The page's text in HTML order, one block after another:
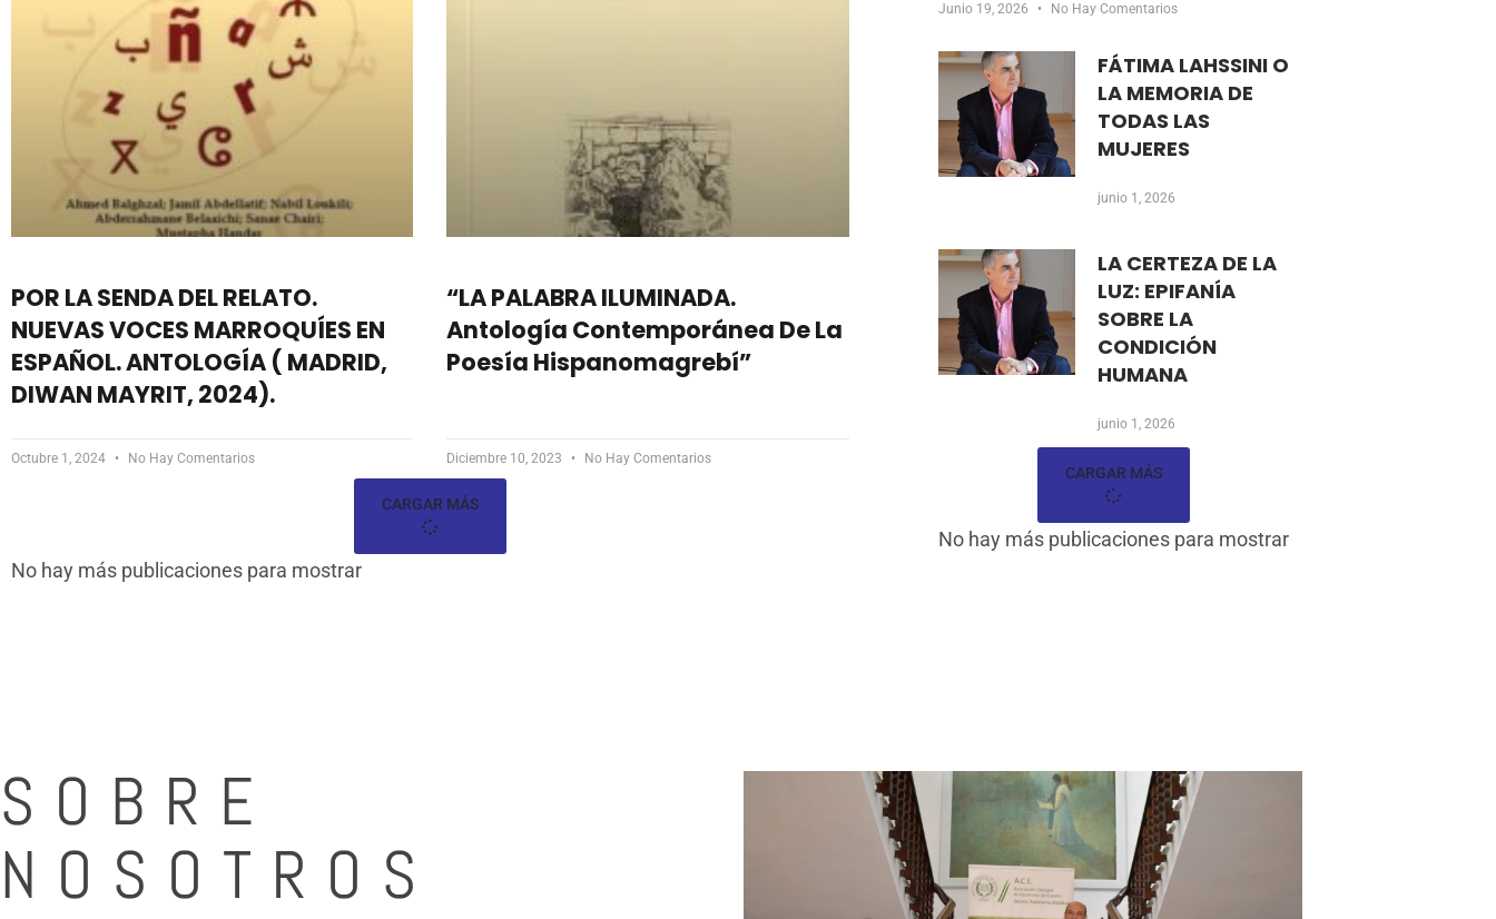
POR LA SENDA DEL RELATO.
NUEVAS VOCES MARROQUÍES EN
ESPAÑOL. ANTOLOGÍA ( MADRID,
DIWAN MAYRIT, 2024).
Octubre 1, 2024 No Hay Comentarios
“LA PALABRA ILUMINADA.
Antología Contemporánea De La
Poesía Hispanomagrebí”
Diciembre 10, 2023 No Hay Comentarios
CARGAR MÁS
No hay más publicaciones para mostrar
Junio 19, 2026 No Hay Comentarios
FÁTIMA LAHSSINI O
LA MEMORIA DE
TODAS LAS
MUJERES
junio 1, 2026
LA CERTEZA DE LA
LUZ: EPIFANÍA
SOBRE LA
CONDICIÓN
HUMANA
junio 1, 2026
CARGAR MÁS
No hay más publicaciones para mostrar
SOBRE
NOSOTROS